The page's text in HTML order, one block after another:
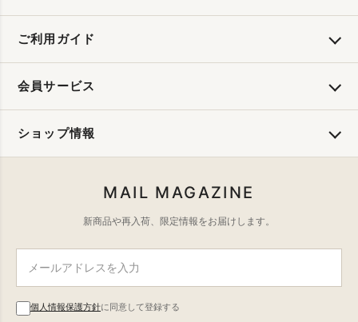
ご利用ガイド
会員サービス
ショップ情報
MAIL MAGAZINE
新商品や再入荷、限定情報をお届けします。
個人情報保護方針に同意して登録する